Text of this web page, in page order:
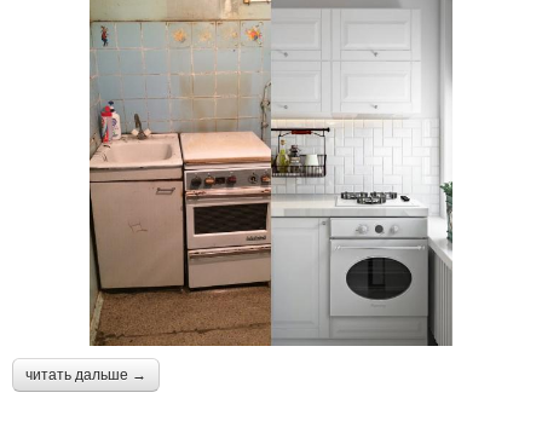
читать дальше →